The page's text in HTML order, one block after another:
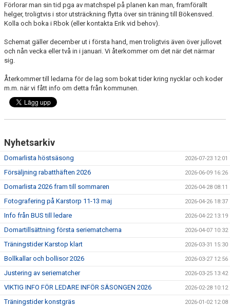
Förlorar man sin tid pga av matchspel på planen kan man, framförallt
helger, troligtvis i stor utsträckning flytta över sin träning till Bökensved.
Kolla och boka i Rbok (eller kontakta Erik vid behov).
Schemat gäller december ut i första hand, men troligtvis även över jullovet
och nån vecka eller två in i januari. Vi återkommer om det när det närmar
sig.
Återkommer till ledarna för de lag som bokat tider kring nycklar och koder
m.m. när vi fått info om detta från kommunen.
Nyhetsarkiv
Domarlista höstsäsong 2026-07-23 12:01
Försäljning rabatthäften 2026 2026-06-09 16:26
Domarlista 2026 fram till sommaren 2026-04-28 08:11
Fotografering på Karstorp 11-13 maj 2026-04-26 18:37
Info från BUS till ledare 2026-04-22 13:19
Domartillsättning första seriematcherna 2026-04-07 10:32
Träningstider Karstop klart 2026-03-31 15:30
Bollkallar och bollisor 2026 2026-03-27 12:56
Justering av seriematcher 2026-03-25 13:42
VIKTIG INFO FÖR LEDARE INFÖR SÄSONGEN 2026 2026-02-28 10:12
Träningstider konstgräs 2026-01-02 12:08